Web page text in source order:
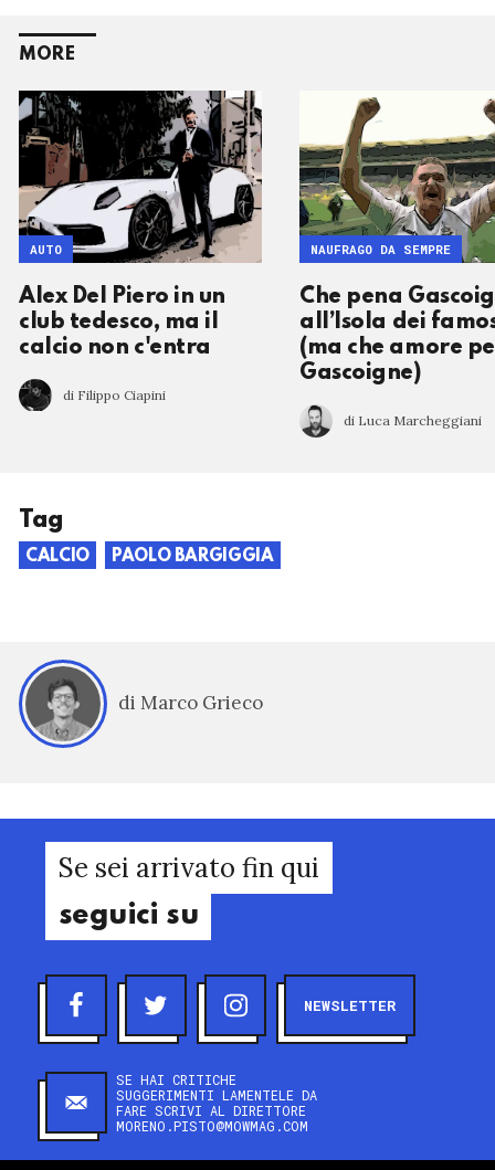
MORE
Alex Del Piero in un
club tedesco, ma il
calcio non c'entra
di Filippo Ciapini
AUTO
Che pena
all’Isola dei
(ma che amore
Gascoigne)
di Luca Marcheggiani
NAUFRAGO DA SEMPRE
Tag
CALCIO PAOLO BARGIGGIA
di Marco Grieco
Se sei arrivato fin qui
seguici su
NEWSLETTER
SE HAI CRITICHE
SUGGERIMENTI LAMENTELE DA
FARE SCRIVI AL DIRETTORE
MORENO.PISTO@MOWMAG.COM